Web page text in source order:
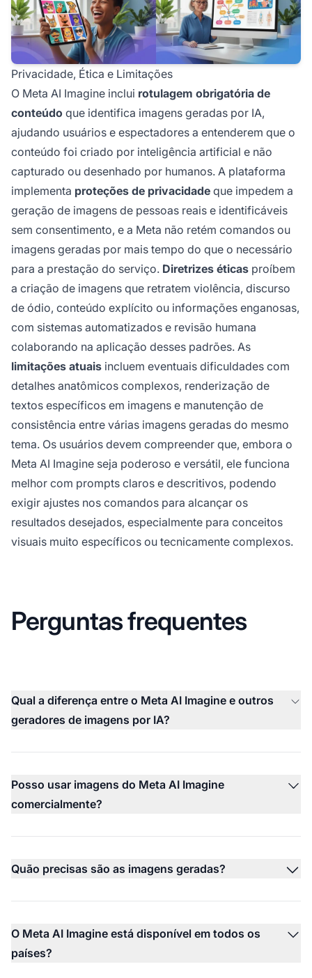
Privacidade, Ética e Limitações
O Meta AI Imagine inclui rotulagem obrigatória de
conteúdo que identifica imagens geradas por IA,
ajudando usuários e espectadores a entenderem que o
conteúdo foi criado por inteligência artificial e não
capturado ou desenhado por humanos. A plataforma
implementa proteções de privacidade que impedem a
geração de imagens de pessoas reais e identificáveis
sem consentimento, e a Meta não retém comandos ou
imagens geradas por mais tempo do que o necessário
para a prestação do serviço. Diretrizes éticas proíbem
a criação de imagens que retratem violência, discurso
de ódio, conteúdo explícito ou informações enganosas,
com sistemas automatizados e revisão humana
colaborando na aplicação desses padrões. As
limitações atuais incluem eventuais dificuldades com
detalhes anatômicos complexos, renderização de
textos específicos em imagens e manutenção de
consistência entre várias imagens geradas do mesmo
tema. Os usuários devem compreender que, embora o
Meta AI Imagine seja poderoso e versátil, ele funciona
melhor com prompts claros e descritivos, podendo
exigir ajustes nos comandos para alcançar os
resultados desejados, especialmente para conceitos
visuais muito específicos ou tecnicamente complexos.
Perguntas frequentes
Qual a diferença entre o Meta AI Imagine e outros
geradores de imagens por IA?
Posso usar imagens do Meta AI Imagine
comercialmente?
Quão precisas são as imagens geradas?
O Meta AI Imagine está disponível em todos os
países?